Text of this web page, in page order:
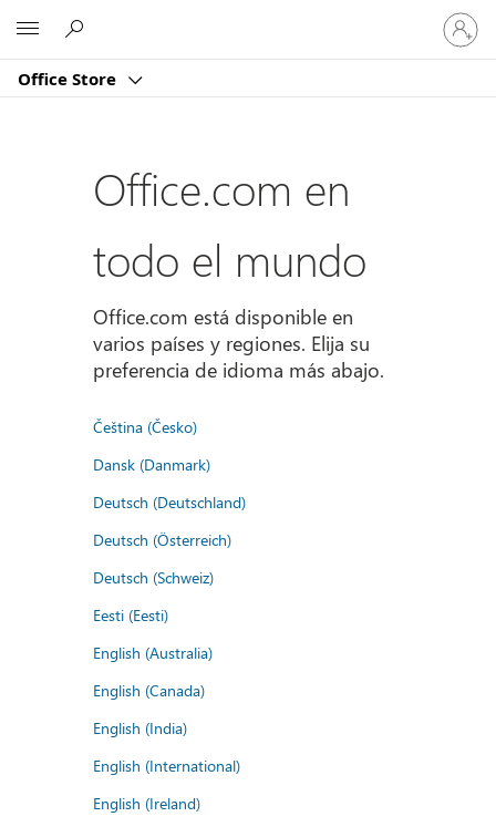
Office Store
Iniciar
sesión
en
cuenta
Office.com en
todo el mundo
Office.com está disponible en
varios países y regiones. Elija su
preferencia de idioma más abajo.
Čeština (Česko)
Dansk (Danmark)
Deutsch (Deutschland)
Deutsch (Österreich)
Deutsch (Schweiz)
Eesti (Eesti)
English (Australia)
English (Canada)
English (India)
English (International)
English (Ireland)